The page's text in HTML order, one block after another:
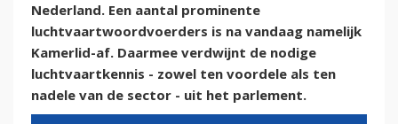
Nederland. Een aantal prominente
luchtvaartwoordvoerders is na vandaag namelijk
Kamerlid-af. Daarmee verdwijnt de nodige
luchtvaartkennis - zowel ten voordele als ten
nadele van de sector - uit het parlement.